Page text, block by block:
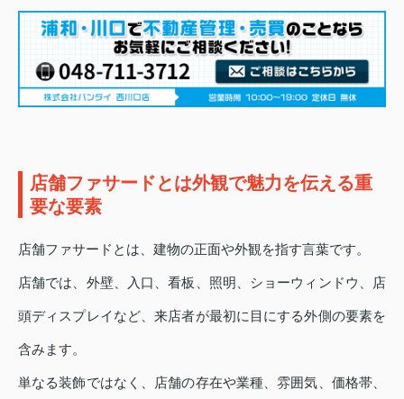
店舗ファサードとは外観で魅力を伝える重
要な要素
店舗ファサードとは、建物の正面や外観を指す言葉です。
店舗では、外壁、入口、看板、照明、ショーウィンドウ、店
頭ディスプレイなど、来店者が最初に目にする外側の要素を
含みます。
単なる装飾ではなく、店舗の存在や業種、雰囲気、価格帯、